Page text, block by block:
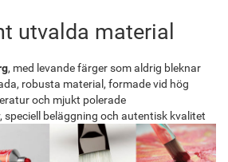
utvalda material
, med levande färger som aldrig bleknar
robusta material, formade vid hög
och mjukt polerade
speciell beläggning och autentisk kvalitet